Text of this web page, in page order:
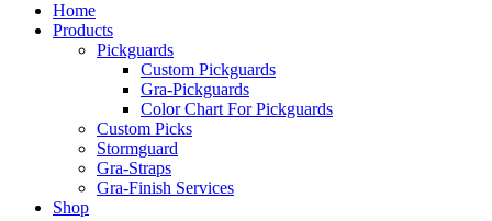
Home
Products
Pickguards
Custom Pickguards
Gra-Pickguards
Color Chart For Pickguards
Custom Picks
Stormguard
Gra-Straps
Gra-Finish Services
Shop